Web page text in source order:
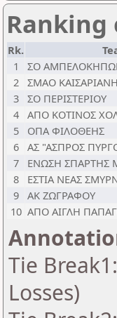
Ranking
Rk.
1
ΣΟ
2 ΣΜΑΟ
3 ΣΟ ΠΕΡΙΣΤΕΡΙΟΥ
4 ΑΠΟ ΚΟΤΙΝΟΣ
5
ΟΠΑ ΦΙΛΟΘΕΗΣ
6 ΑΣ "ΑΣΠΡΟΣ
7
ΕΝΩΣΗ ΣΠΑΡΤΗΣ
8
ΕΣΤΙΑ ΝΕΑΣ
9 ΑΚ ΖΩΓΡΑΦΟΥ
10 ΑΠΟ ΑΙΓΛΗ
Tie
Losses)